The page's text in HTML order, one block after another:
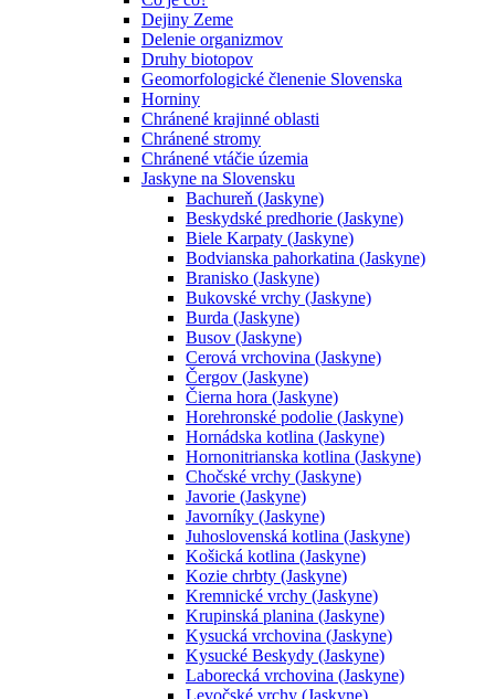
Dejiny Zeme
Delenie organizmov
Druhy biotopov
Geomorfologické členenie Slovenska
Horniny
Chránené krajinné oblasti
Chránené stromy
Chránené vtáčie územia
Jaskyne na Slovensku
Bachureň (Jaskyne)
Beskydské predhorie (Jaskyne)
Biele Karpaty (Jaskyne)
Bodvianska pahorkatina (Jaskyne)
Branisko (Jaskyne)
Bukovské vrchy (Jaskyne)
Burda (Jaskyne)
Busov (Jaskyne)
Cerová vrchovina (Jaskyne)
Čergov (Jaskyne)
Čierna hora (Jaskyne)
Horehronské podolie (Jaskyne)
Hornádska kotlina (Jaskyne)
Hornonitrianska kotlina (Jaskyne)
Chočské vrchy (Jaskyne)
Javorie (Jaskyne)
Javorníky (Jaskyne)
Juhoslovenská kotlina (Jaskyne)
Košická kotlina (Jaskyne)
Kozie chrbty (Jaskyne)
Kremnické vrchy (Jaskyne)
Krupinská planina (Jaskyne)
Kysucká vrchovina (Jaskyne)
Kysucké Beskydy (Jaskyne)
Laborecká vrchovina (Jaskyne)
Levočské vrchy (Jaskyne)